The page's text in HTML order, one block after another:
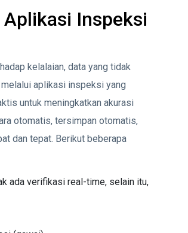
Inspeksi
kelalaian, data yang tidak
aplikasi inspeksi yang
untuk meningkatkan akurasi
otomatis, tersimpan otomatis,
dan tepat. Berikut beberapa
ada verifikasi real-time, selain itu,